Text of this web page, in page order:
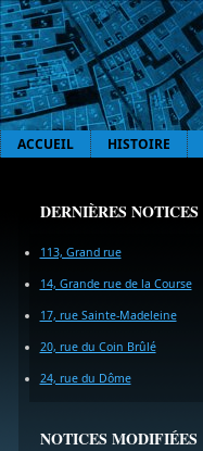
ACCUEIL HISTOIRE
DERNIÈRES NOTICES
113, Grand rue
14, Grande rue de la Course
17, rue Sainte-Madeleine
20, rue du Coin Brûlé
24, rue du Dôme
NOTICES MODIFIÉES